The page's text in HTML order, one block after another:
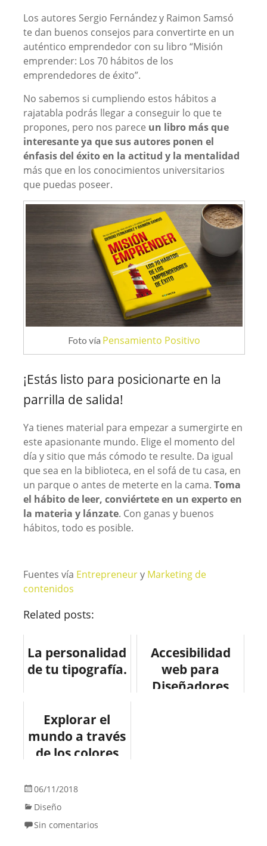
Los autores Sergio Fernández y Raimon Samsó
te dan buenos consejos para convertirte en un
auténtico emprendedor con su libro “Misión
emprender: Los 70 hábitos de los
emprendedores de éxito”.
No sabemos si cumpliendo estos hábitos a
rajatabla podrás llegar a conseguir lo que te
propones, pero nos parece un libro más que
interesante ya que sus autores ponen el
énfasis del éxito en la actitud y la mentalidad
más que en los conocimientos universitarios
que puedas poseer.
Foto vía Pensamiento Positivo
¡Estás listo para posicionarte en la
parrilla de salida!
Ya tienes material para empezar a sumergirte en
este apasionante mundo. Elige el momento del
día y sitio que más cómodo te resulte. Da igual
que sea en la biblioteca, en el sofá de tu casa, en
un parque o antes de meterte en la cama. Toma
el hábito de leer, conviértete en un experto en
la materia y lánzate. Con ganas y buenos
hábitos, todo es posible.
Fuentes vía Entrepreneury Marketing de
contenidos
Related posts:
La personalidad
de tu tipografía.
Accesibilidad
web para
Diseñadores
Explorar el
mundo a través
de los colores
06/11/2018
Diseño
Sin comentarios